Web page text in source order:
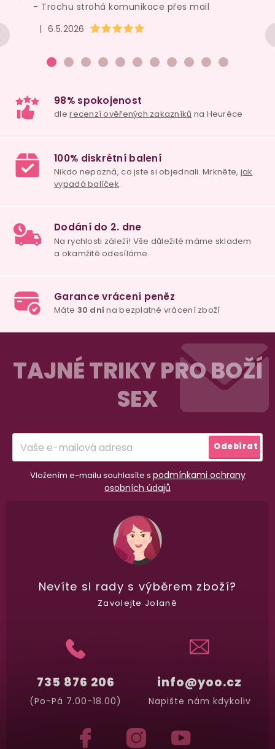
Hodnocení obchodu je 5 z 5 hvězdiček.
| 6.5.2026
- Trochu strohá komunikace přes mail
98% spokojenost
100% diskrétní balení
Nikdo nepozná, co jste si objednali. Mrkněte,
Garance vrácení peněz
na bezplatné vrácení zboží
TAJNÉ TRIKY PRO BOŽÍ
SEX
Vložením e-mailu souhlasíte s podmínkami ochrany
osobních údajů
Odebírat
info@yoo.cz
Napište nám kdykoliv
735 876 206
(Po-Pá 7.00-18.00)
Nevíte si rady s výběrem zboží?
Zavolejte Jolaně